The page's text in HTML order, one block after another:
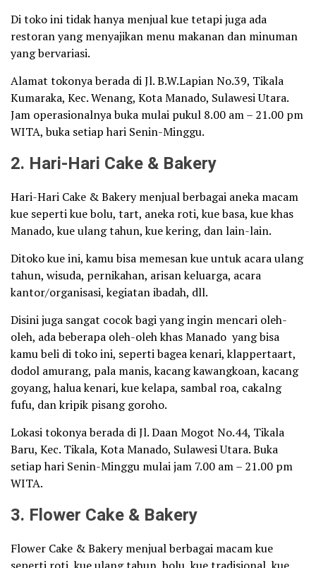
Di toko ini tidak hanya menjual kue tetapi juga ada
restoran yang menyajikan menu makanan dan minuman
yang bervariasi.
Alamat tokonya berada di Jl. B.W.Lapian No.39, Tikala
Kumaraka, Kec. Wenang, Kota Manado, Sulawesi Utara.
Jam operasionalnya buka mulai pukul 8.00 am – 21.00 pm
WITA, buka setiap hari Senin-Minggu.
2. Hari-Hari Cake & Bakery
Hari-Hari Cake & Bakery menjual berbagai aneka macam
kue seperti kue bolu, tart, aneka roti, kue basa, kue khas
Manado, kue ulang tahun, kue kering, dan lain-lain.
Ditoko kue ini, kamu bisa memesan kue untuk acara ulang
tahun, wisuda, pernikahan, arisan keluarga, acara
kantor/organisasi, kegiatan ibadah, dll.
Disini juga sangat cocok bagi yang ingin mencari oleh-
oleh, ada beberapa oleh-oleh khas Manado yang bisa
kamu beli di toko ini, seperti bagea kenari, klappertaart,
dodol amurang, pala manis, kacang kawangkoan, kacang
goyang, halua kenari, kue kelapa, sambal roa, cakalng
fufu, dan kripik pisang goroho.
Lokasi tokonya berada di Jl. Daan Mogot No.44, Tikala
Baru, Kec. Tikala, Kota Manado, Sulawesi Utara. Buka
setiap hari Senin-Minggu mulai jam 7.00 am – 21.00 pm
WITA.
3. Flower Cake & Bakery
Flower Cake & Bakery menjual berbagai macam kue
seperti roti, kue ulang tahun, bolu, kue tradisional, kue